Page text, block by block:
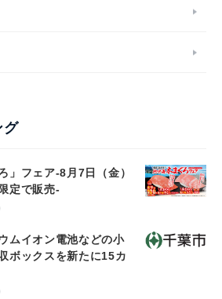
グ
」フェア-8月7日（金）
定で販売-
ムイオン電池などの小
ボックスを新たに15カ